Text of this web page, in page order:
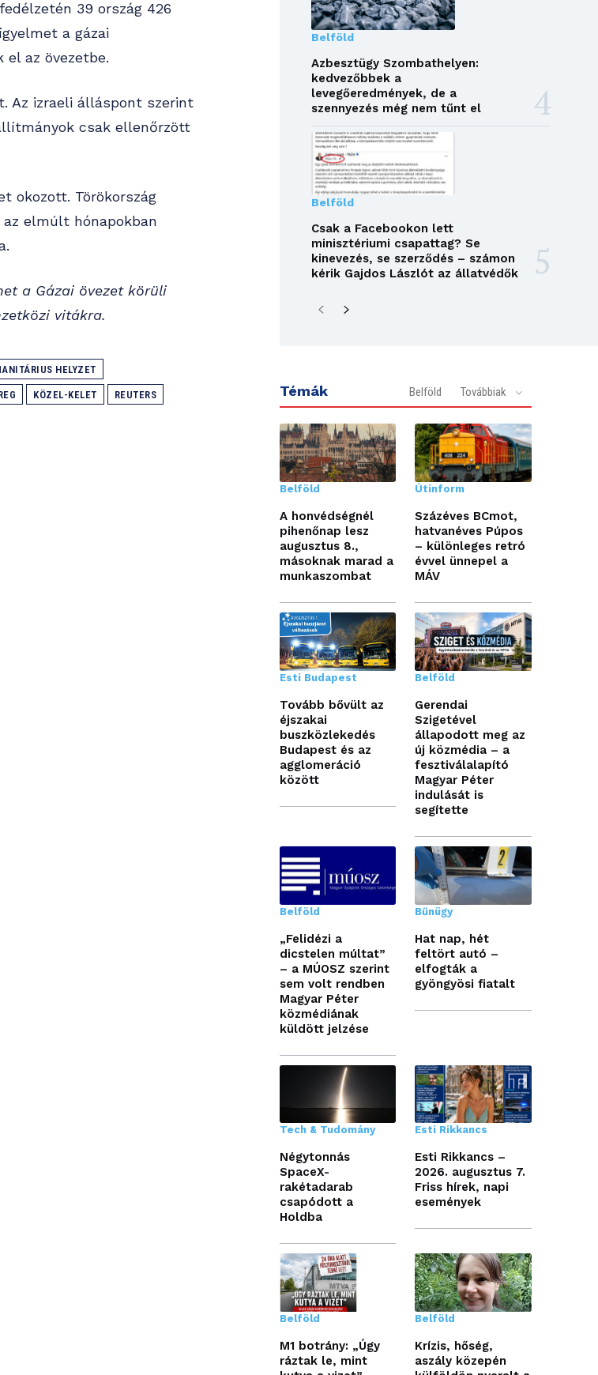
39 ország 426
a gázai
az övezetbe.
Az izraeli álláspont szerint
csak ellenőrzött
okozott. Törökország
elmúlt hónapokban
a Gázai övezet körüli
vitákra.
HELYZET
KÖZEL-KELET REUTERS
Belföld
Azbesztügy Szombathelyen:
kedvezőbbek a
levegőeredmények, de a
szennyezés még nem tűnt el
Belföld
Csak a Facebookon lett
minisztériumi csapattag? Se
kinevezés, se szerződés – számon
kérik Gajdos Lászlót az állatvédők
Témák Belföld Továbbiak
Belföld
A honvédségnél
pihenőnap lesz
augusztus 8.,
másoknak marad a
munkaszombat
Útinform
Százéves BCmot,
hatvanéves Púpos
– különleges retró
évvel ünnepel a
MÁV
Esti Budapest
Tovább bővült az
éjszakai
buszközlekedés
Budapest és az
agglomeráció
között
Belföld
Gerendai
Szigetével
állapodott meg az
új közmédia – a
fesztiválalapító
Magyar Péter
indulását is
segítette
Belföld
„Felidézi a
dicstelen múltat”
– a MÚOSZ szerint
sem volt rendben
Magyar Péter
közmédiának
küldött jelzése
Bűnügy
Hat nap, hét
feltört autó –
elfogták a
gyöngyösi fiatalt
Tech & Tudomány
Négytonnás
SpaceX-
rakétadarab
csapódott a
Holdba
Esti Rikkancs
Esti Rikkancs –
2026. augusztus 7.
Friss hírek, napi
események
Belföld
M1 botrány: „Úgy
ráztak le, mint
Belföld
Krízis, hőség,
aszály közepén